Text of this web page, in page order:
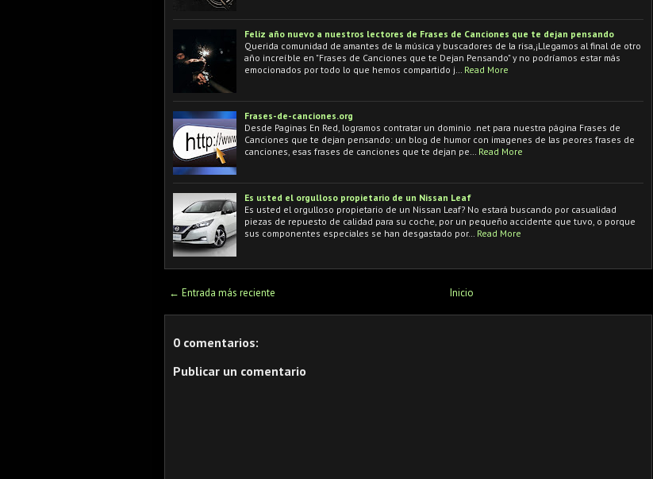
Feliz año nuevo a nuestros lectores de Frases de Canciones que te dejan pensando
Querida comunidad de amantes de la música y buscadores de la risa,¡Llegamos al final de otro
año increíble en "Frases de Canciones que te Dejan Pensando" y no podríamos estar más
emocionados por todo lo que hemos compartido j… Read More
Frases-de-canciones.org
Desde Paginas En Red, logramos contratar un dominio .net para nuestra página Frases de
Canciones que te dejan pensando: un blog de humor con imagenes de las peores frases de
canciones, esas frases de canciones que te dejan pe… Read More
Es usted el orgulloso propietario de un Nissan Leaf
Es usted el orgulloso propietario de un Nissan Leaf? No estará buscando por casualidad
piezas de repuesto de calidad para su coche, por un pequeño accidente que tuvo, o porque
sus componentes especiales se han desgastado por… Read More
← Entrada más reciente Inicio
0 comentarios:
Publicar un comentario